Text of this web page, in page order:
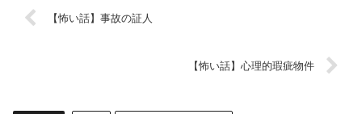
【怖い話】事故の証人
【怖い話】心理的瑕疵物件